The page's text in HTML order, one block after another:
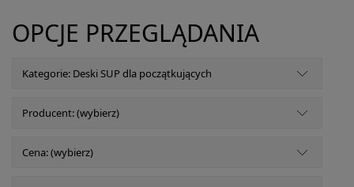
OPCJE PRZEGLĄDANIA
Kategorie: Deski SUP dla początkujących
Producent: (wybierz)
Cena: (wybierz)